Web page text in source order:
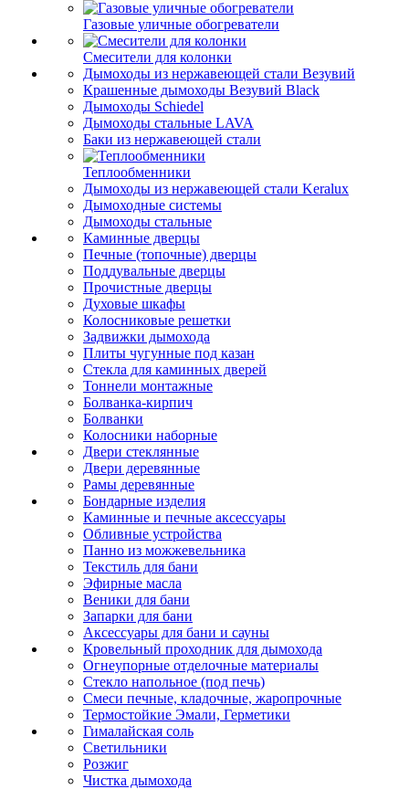
Газовые уличные обогреватели
Смесители для колонки
Дымоходы из нержавеющей стали Везувий
Крашенные дымоходы Везувий Black
Дымоходы Schiedel
Дымоходы стальные LAVA
Баки из нержавеющей стали
Теплообменники
Дымоходы из нержавеющей стали Keralux
Дымоходные системы
Дымоходы стальные
Каминные дверцы
Печные (топочные) дверцы
Поддувальные дверцы
Прочистные дверцы
Духовые шкафы
Колосниковые решетки
Задвижки дымохода
Плиты чугунные под казан
Стекла для каминных дверей
Тоннели монтажные
Болванка-кирпич
Болванки
Колосники наборные
Двери стеклянные
Двери деревянные
Рамы деревянные
Бондарные изделия
Каминные и печные аксессуары
Обливные устройства
Панно из можжевельника
Текстиль для бани
Эфирные масла
Веники для бани
Запарки для бани
Аксессуары для бани и сауны
Кровельный проходник для дымохода
Огнеупорные отделочные материалы
Стекло напольное (под печь)
Смеси печные, кладочные, жаропрочные
Термостойкие Эмали, Герметики
Гималайская соль
Светильники
Розжиг
Чистка дымохода